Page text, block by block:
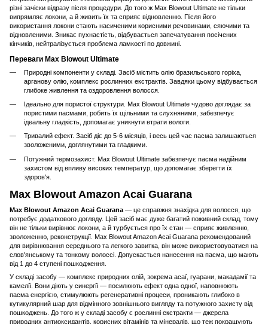
різні зачіски відразу після процедури. До того ж Max Blowout Ultimate не тільки
випрямляє локони, а й живить їх та сприяє відновленню. Після його
використання локони стають насиченими корисними речовинами, сяючими та
відновленими. Зникає пухнастість, відбувається запечатування посічених
кінчиків, нейтралізується проблема ламкості по довжині.
Переваги Max Blowout Ultimate
Природні компоненти у складі. Засіб містить олію бразильського горіха,
арганову олію, комплекс рослинних екстрактів. Завдяки цьому відбувається
глибоке живлення та оздоровлення волосся.
Ідеально для пористої структури. Max Blowout Ultimate чудово доглядає за
пористими пасмами, робить їх щільними та слухняними, забезпечує
ідеальну гладкість, допомагає уникнути втрати вологи.
Тривалий ефект. Засіб діє до 5-6 місяців, і весь цей час пасма залишаються
зволоженими, доглянутими та гладкими.
Потужний термозахист. Max Blowout Ultimate забезпечує пасма надійним
захистом від впливу високих температур, що допомагає зберегти їх
здоров'я.
Max Blowout Amazon Acai Guarana
Max Blowout Amazon Acai Guarana — це справжня знахідка для волосся, що
потребує додаткового догляду. Цей засіб має дуже багатий поживний склад, тому
він не тільки вирівнює локони, а й турбується про їх стан — сприяє живленню,
зволоженню, реконструкції. Max Blowout Amazon Acai Guarana рекомендований
для вирівнювання середнього та легкого завитка, він може використовуватися на
слов'янському та тонкому волоссі. Допускається нанесення на пасма, що мають
від 1 до 4 ступені пошкодження.
У складі засобу — комплекс природних олій, зокрема асаї, гуарани, макадамії та
камелії. Вони діють у синергії — посилюють ефект одна одної, наповнюють
пасма енергією, стимулюють регенеративні процеси, проникають глибоко в
кутикулярний шар для відмінного зовнішнього вигляду та потужного захисту від
пошкоджень. До того ж у складі засобу є рослинні екстракти — джерела
природних антиоксидантів, корисних вітамінів та мінералів, що теж покращують